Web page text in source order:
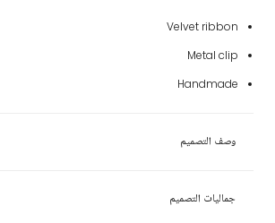
Velvet ribbon
Metal clip
Handmade
وصف التصميم
جماليات التصميم